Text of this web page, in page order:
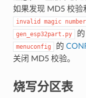
如果发现 MD5 校验
invalid magic number
gen_esp32part.py 的
menuconfig 的
关闭 MD5 校验。
烧写分区表